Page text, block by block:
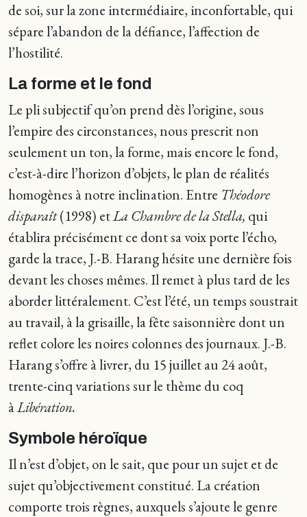
de soi, sur la zone intermédiaire, inconfortable, qui
sépare l’abandon de la défiance, l’affection de
l’hostilité.
La forme et le fond
Le pli subjectif qu’on prend dès l’origine, sous
l’empire des circonstances, nous prescrit non
seulement un ton, la forme, mais encore le fond,
c’est-à-dire l’horizon d’objets, le plan de réalités
homogènes à notre inclination. Entre Théodore
disparaît(1998) etLa Chambre de la Stella, qui
établira précisément ce dont sa voix porte l’écho,
garde la trace, J.-B. Harang hésite une dernière fois
devant les choses mêmes. Il remet à plus tard de les
aborder littéralement. C’est l’été, un temps soustrait
au travail, à la grisaille, la fête saisonnière dont un
reflet colore les noires colonnes des journaux. J.-B.
Harang s’offre à livrer, du 15 juillet au 24 août,
trente-cinq variations sur le thème du coq
àLibération.
Symbole héroïque
Il n’est d’objet, on le sait, que pour un sujet et de
sujet qu’objectivement constitué. La création
comporte trois règnes, auxquels s’ajoute le genre